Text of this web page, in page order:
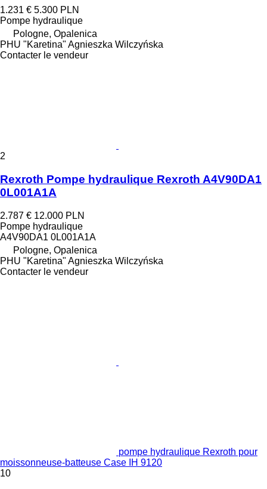
1.231 € 5.300 PLN
Pompe hydraulique
Pologne, Opalenica
PHU "Karetina" Agnieszka Wilczyńska
Contacter le vendeur
2
Rexroth Pompe hydraulique Rexroth A4V90DA1
0L001A1A
2.787 € 12.000 PLN
Pompe hydraulique
A4V90DA1 0L001A1A
Pologne, Opalenica
PHU "Karetina" Agnieszka Wilczyńska
Contacter le vendeur
pompe hydraulique Rexroth pour
moissonneuse-batteuse Case IH 9120
10